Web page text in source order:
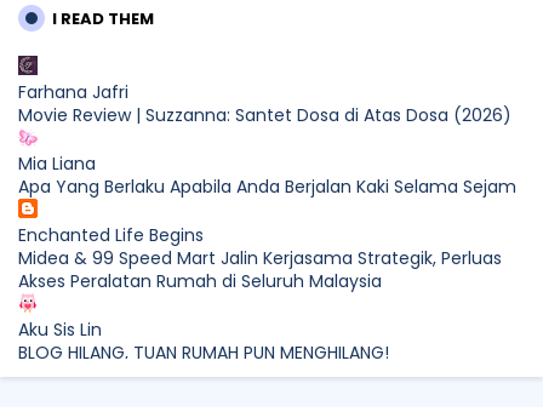
I READ THEM
Farhana Jafri
Movie Review | Suzzanna: Santet Dosa di Atas Dosa (2026)
Mia Liana
Apa Yang Berlaku Apabila Anda Berjalan Kaki Selama Sejam
Enchanted Life Begins
Midea & 99 Speed Mart Jalin Kerjasama Strategik, Perluas
Akses Peralatan Rumah di Seluruh Malaysia
Aku Sis Lin
BLOG HILANG, TUAN RUMAH PUN MENGHILANG!